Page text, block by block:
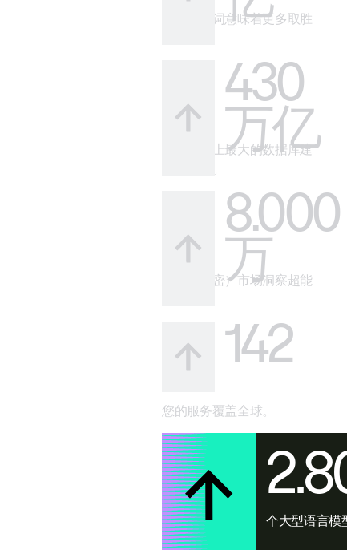
更多关键词意味着更多取胜
430
万亿
借助市场上最大的数据库建
8.000
万
您的（秘密）市场洞察超能
142
您的服务覆盖全球。
个大型语言模型